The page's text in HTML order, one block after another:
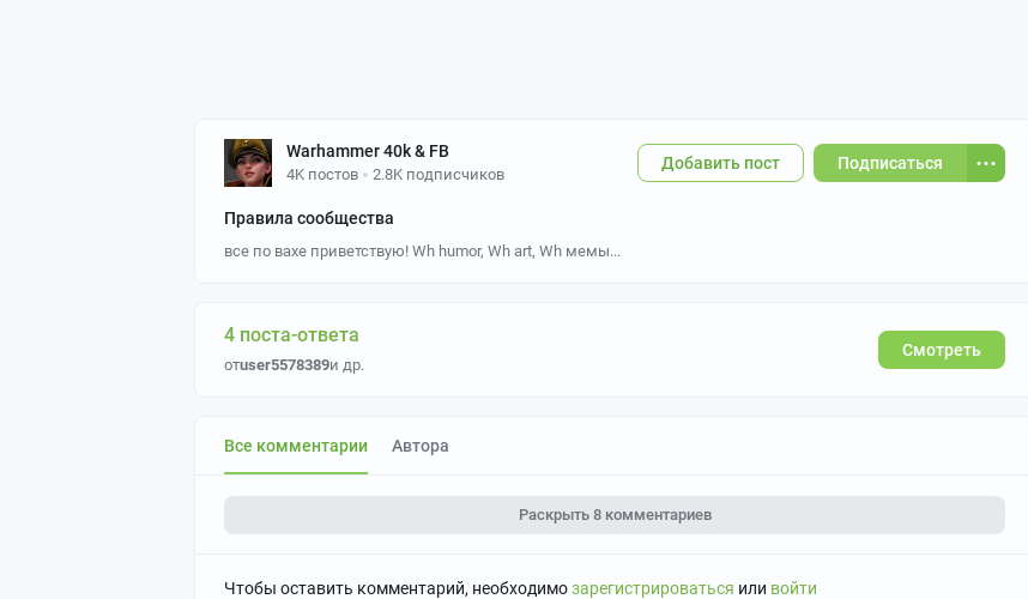
Warhammer 40k & FB
4K постов 2.8K подписчиков
Подписаться
Добавить пост
Правила сообщества
все по вахе приветствую! Wh humor, Wh art, Wh мемы...
4 поста-ответа
отuser5578389и др.
Смотреть
Все комментарии Автора
Раскрыть 8 комментариев
Чтобы оставить комментарий, необходимозарегистрироваться или войти